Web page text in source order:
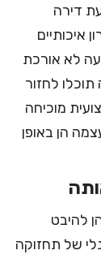
דירה
איכותיים
לא אורכת
תוכלו לחזור
מוכיחה
הן באופן
להיבט
של תחזוקה